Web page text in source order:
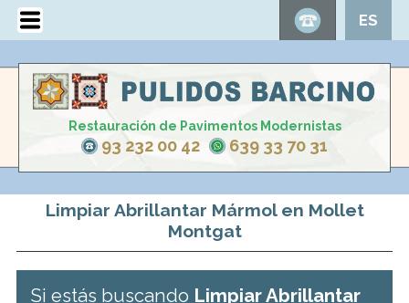
ES
Restauración de Pavimentos Modernistas
93 232 00 42 639 33 70 31
Limpiar Abrillantar Mármol en Mollet
Montgat
Si estás buscando Limpiar Abrillantar